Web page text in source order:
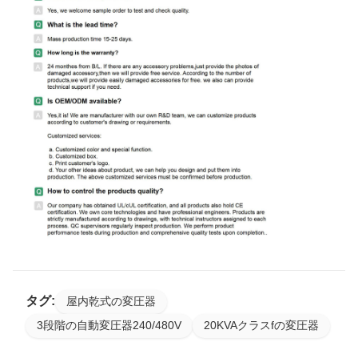
タグ:
屋内乾式の変圧器
3段階の自動変圧器240/480V
20KVAクラスfの変圧器